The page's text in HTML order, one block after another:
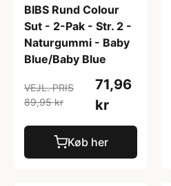
BIBS Rund Colour
Sut - 2-Pak - Str. 2 -
Naturgummi - Baby
Blue/Baby Blue
VEJL. PRIS
89,95 kr
71,96
kr
Køb her